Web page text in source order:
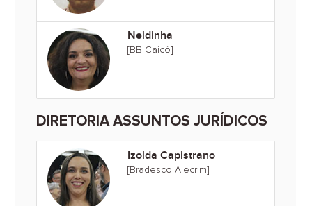
Neidinha
[BB Caicó]
DIRETORIA ASSUNTOS JURÍDICOS
Izolda Capistrano
[Bradesco Alecrim]